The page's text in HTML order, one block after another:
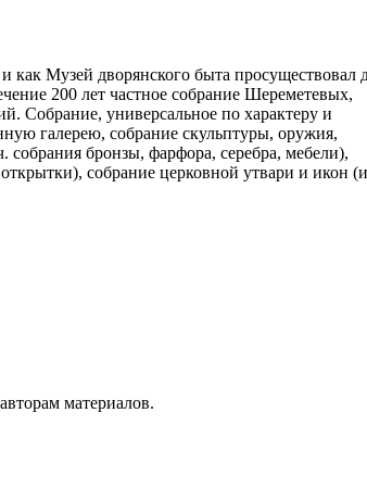
как Музей дворянского быта просуществовал
200 лет частное собрание Шереметевых,
Собрание, универсальное по характеру и
галерею, собрание скульптуры, оружия,
собрания бронзы, фарфора, серебра, мебели),
собрание церковной утвари и икон
материалов.